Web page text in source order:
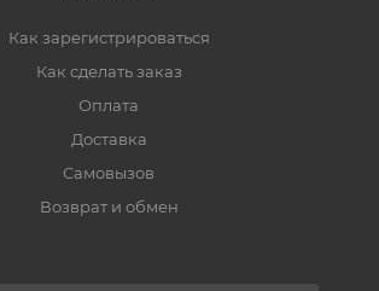
Как зарегистрироваться
Как сделать заказ
Оплата
Доставка
Самовызов
Возврат и обмен